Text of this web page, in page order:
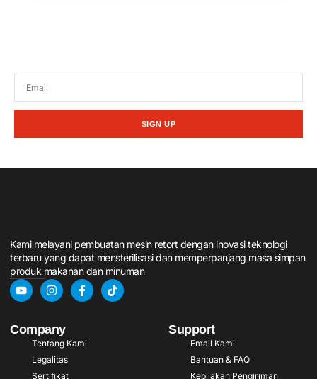
SIGN UP
Kami melayani pembuatan mesin retort dengan inovasi teknologi
terbaru yang dapat mensterilisasi dan memperpanjang masa simpan
produk makanan dan minuman
Company
Tentang Kami
Legalitas
Sertifikat
Support
Email Kami
Bantuan & FAQ
Kebijakan Pengiriman